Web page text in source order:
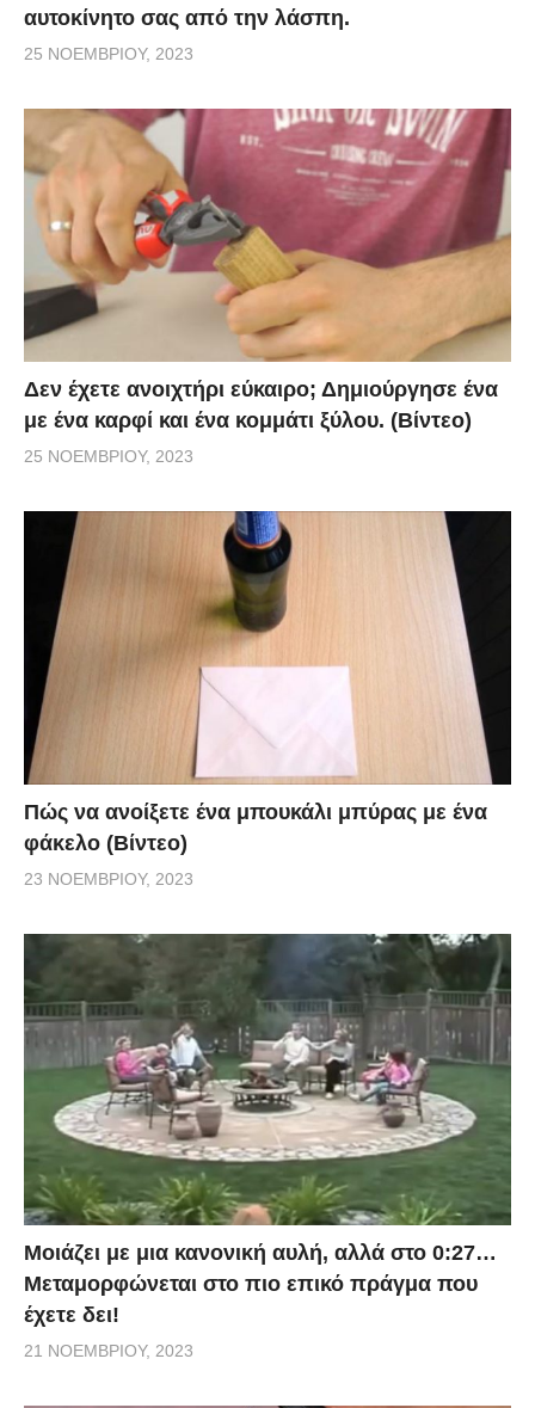
αυτοκίνητο σας από την λάσπη.
25 ΝΟΕΜΒΡΊΟΥ, 2023
Δεν έχετε ανοιχτήρι εύκαιρο; Δημιούργησε ένα
με ένα καρφί και ένα κομμάτι ξύλου. (Βίντεο)
25 ΝΟΕΜΒΡΊΟΥ, 2023
Πώς να ανοίξετε ένα μπουκάλι μπύρας με ένα
φάκελο (Βίντεο)
23 ΝΟΕΜΒΡΊΟΥ, 2023
Μοιάζει με μια κανονική αυλή, αλλά στο 0:27…
Μεταμορφώνεται στο πιο επικό πράγμα που
έχετε δει!
21 ΝΟΕΜΒΡΊΟΥ, 2023